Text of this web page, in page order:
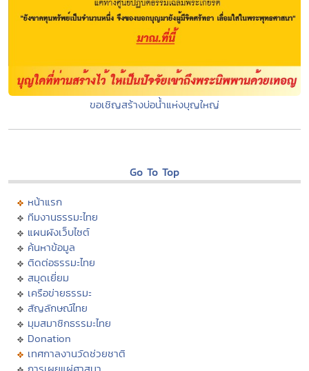
ขอเชิญสร้างบ่อน้ำแห่งบุญใหญ่
Go To Top
หน้าแรก
ทีมงานธรรมะไทย
แผนผังเว็บไซต์
ค้นหาข้อมูล
ติดต่อธรรมะไทย
สมุดเยี่ยม
เครือข่ายธรรมะ
สัญลักษณ์ไทย
มุมสมาชิกธรรมะไทย
Donation
เทศกาลงานวัดช่วยชาติ